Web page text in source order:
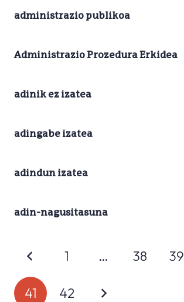
administrazio publikoa
Administrazio Prozedura Erkidea
adinik ez izatea
adingabe izatea
adindun izatea
adin-nagusitasuna
1 … 38 39
41 42